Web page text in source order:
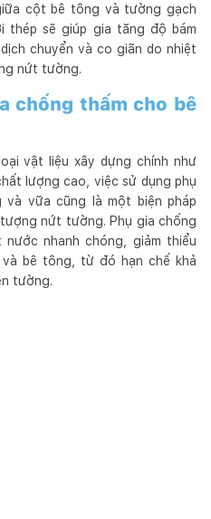
cột bê tông và tường gạch
thép sẽ giúp gia tăng độ bám
chuyển và co giãn do nhiệt
nứt tường.
chống thấm cho bê
vật liệu xây dựng chính như
lượng cao, việc sử dụng phụ
vữa cũng là một biện pháp
nứt tường. Phụ gia chống
nhanh chóng, giảm thiểu
bê tông, từ đó hạn chế khả
tường.